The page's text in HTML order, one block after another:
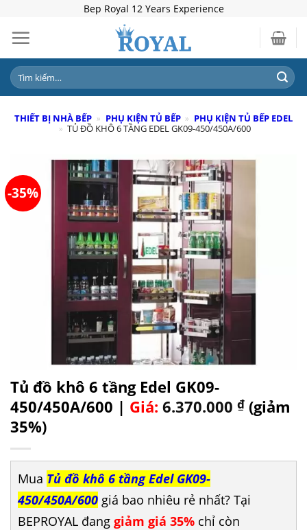
content
Bep Royal 12 Years Experience
Tìm
kiếm:
THIẾT BỊ NHÀ BẾP » PHỤ KIỆN TỦ BẾP » PHỤ KIỆN TỦ BẾP EDEL
» TỦ ĐỒ KHÔ 6 TẦNG EDEL GK09-450/450A/600
-35%
Tủ đồ khô 6 tầng Edel GK09-
450/450A/600 | Giá: 6.370.000 ₫ (giảm
35%)
Mua Tủ đồ khô 6 tầng Edel GK09-
450/450A/600 giá bao nhiêu rẻ nhất? Tại
BEPROYAL đang giảm giá 35% chỉ còn